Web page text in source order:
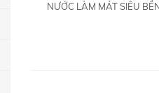
NƯỚC LÀM MÁT SIÊU